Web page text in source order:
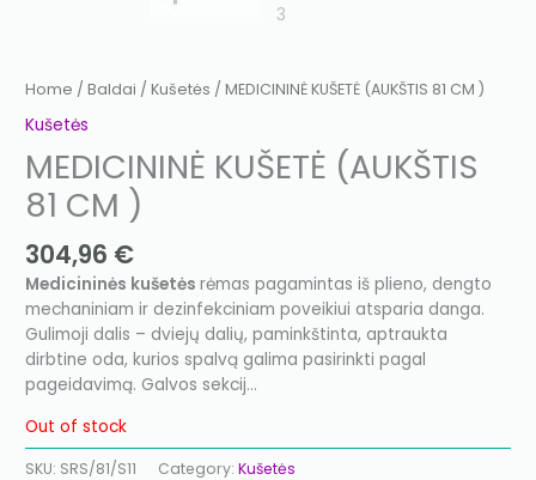
Home /Baldai /Kušetės / MEDICININĖ KUŠETĖ (AUKŠTIS 81 CM )
Kušetės
MEDICININĖ KUŠETĖ (AUKŠTIS
81 CM )
304,96 €
Medicininės kušetėsrėmas pagamintas iš plieno, dengto
mechaniniam ir dezinfekciniam poveikiui atsparia danga.
Gulimoji dalis – dviejų dalių, paminkštinta, aptraukta
dirbtine oda, kurios spalvą galima pasirinkti pagal
pageidavimą. Galvos sekcij…
Out of stock
SKU: SRS/81/S11 Category:Kušetės